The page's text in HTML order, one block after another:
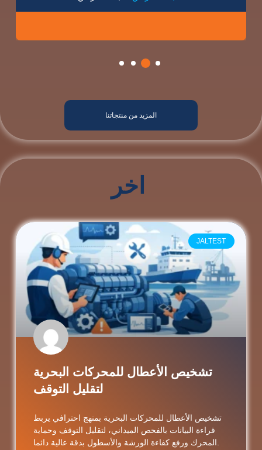
المزيد من منتجاتنا
اخر
JALTEST
تشخيص الأعطال للمحركات البحرية
لتقليل التوقف
تشخيص الأعطال للمحركات البحرية بمنهج احترافي يربط
قراءة البيانات بالفحص الميداني، لتقليل التوقف وحماية
المحرك ورفع كفاءة الورشة والأسطول بدقة عالية دائما.